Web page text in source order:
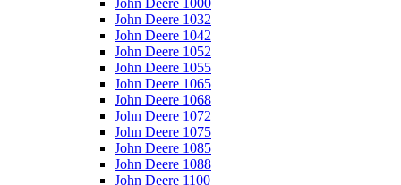
John Deere 1000
John Deere 1032
John Deere 1042
John Deere 1052
John Deere 1055
John Deere 1065
John Deere 1068
John Deere 1072
John Deere 1075
John Deere 1085
John Deere 1088
John Deere 1100